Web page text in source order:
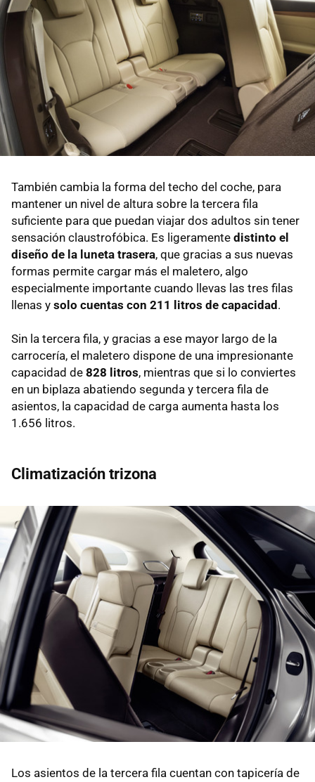
También cambia la forma del techo del coche, para
mantener un nivel de altura sobre la tercera fila
suficiente para que puedan viajar dos adultos sin tener
sensación claustrofóbica. Es ligeramente distinto el
diseño de la luneta trasera, que gracias a sus nuevas
formas permite cargar más el maletero, algo
especialmente importante cuando llevas las tres filas
llenas y solo cuentas con 211 litros de capacidad.
Sin la tercera fila, y gracias a ese mayor largo de la
carrocería, el maletero dispone de una impresionante
capacidad de 828 litros, mientras que si lo conviertes
en un biplaza abatiendo segunda y tercera fila de
asientos, la capacidad de carga aumenta hasta los
1.656 litros.
Climatización trizona
Los asientos de la tercera fila cuentan con tapicería de